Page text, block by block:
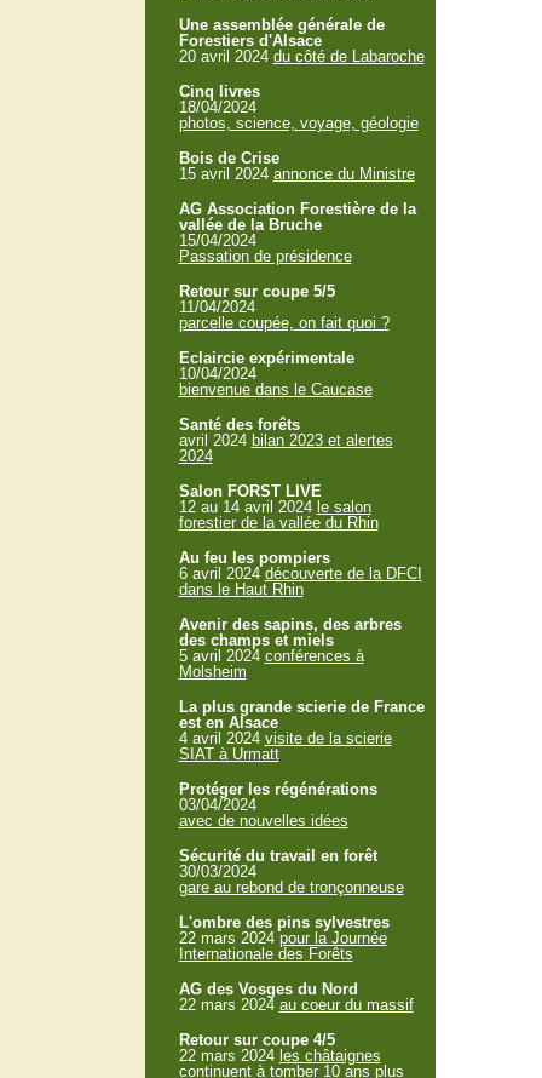
Une assemblée générale de
Forestiers d'Alsace
20 avril 2024 du côté de Labaroche
Cinq livres
18/04/2024
photos, science, voyage, géologie
Bois de Crise
15 avril 2024 annonce du Ministre
AG Association Forestière de la
vallée de la Bruche
15/04/2024
Passation de présidence
Retour sur coupe 5/5
11/04/2024
parcelle coupée, on fait quoi ?
Eclaircie expérimentale
10/04/2024
bienvenue dans le Caucase
Santé des forêts
avril 2024 bilan 2023 et alertes
2024
Salon FORST LIVE
12 au 14 avril 2024 le salon
forestier de la vallée du Rhin
Au feu les pompiers
6 avril 2024 découverte de la DFCI
dans le Haut Rhin
Avenir des sapins, des arbres
des champs et miels
5 avril 2024 conférences à
Molsheim
La plus grande scierie de France
est en Alsace
4 avril 2024 visite de la scierie
SIAT à Urmatt
Protéger les régénérations
03/04/2024
avec de nouvelles idées
Sécurité du travail en forêt
30/03/2024
gare au rebond de tronçonneuse
L'ombre des pins sylvestres
22 mars 2024 pour la Journée
Internationale des Forêts
AG des Vosges du Nord
22 mars 2024 au coeur du massif
Retour sur coupe 4/5
22 mars 2024 les châtaignes
continuent à tomber 10 ans plus